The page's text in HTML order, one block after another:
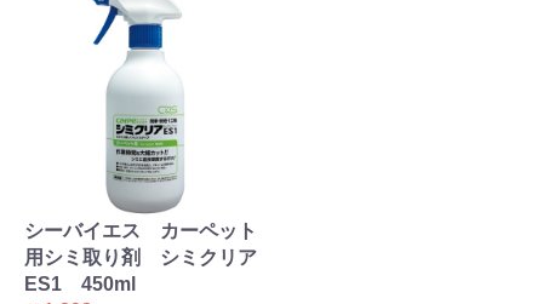
シーバイエス カーペット
用シミ取り剤 シミクリア
ES1 450ml